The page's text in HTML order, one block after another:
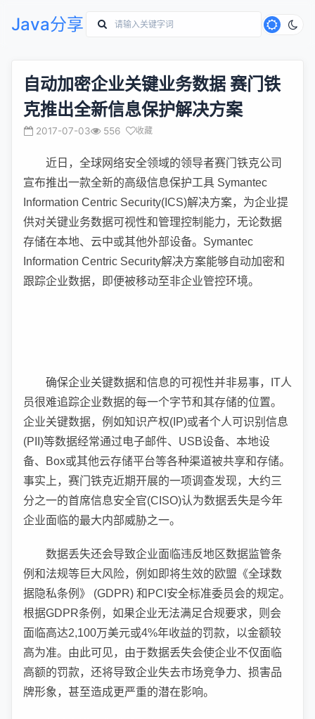
Java分享
自动加密企业关键业务数据 赛门铁
克推出全新信息保护解决方案
2017-07-03 556 收藏
近日，全球网络安全领域的领导者赛门铁克公司
宣布推出一款全新的高级信息保护工具 Symantec
Information Centric Security(ICS)解决方案，为企业提
供对关键业务数据可视性和管理控制能力，无论数据
存储在本地、云中或其他外部设备。Symantec
Information Centric Security解决方案能够自动加密和
跟踪企业数据，即便被移动至非企业管控环境。
确保企业关键数据和信息的可视性并非易事，IT人
员很难追踪企业数据的每一个字节和其存储的位置。
企业关键数据，例如知识产权(IP)或者个人可识别信息
(PII)等数据经常通过电子邮件、USB设备、本地设
备、Box或其他云存储平台等各种渠道被共享和存储。
事实上，赛门铁克近期开展的一项调查发现，大约三
分之一的首席信息安全官(CISO)认为数据丢失是今年
企业面临的最大内部威胁之一。
数据丢失还会导致企业面临违反地区数据监管条
例和法规等巨大风险，例如即将生效的欧盟《全球数
据隐私条例》 (GDPR) 和PCI安全标准委员会的规定。
根据GDPR条例，如果企业无法满足合规要求，则会
面临高达2,100万美元或4%年收益的罚款，以金额较
高为准。由此可见，由于数据丢失会使企业不仅面临
高额的罚款，还将导致企业失去市场竞争力、损害品
牌形象，甚至造成更严重的潜在影响。